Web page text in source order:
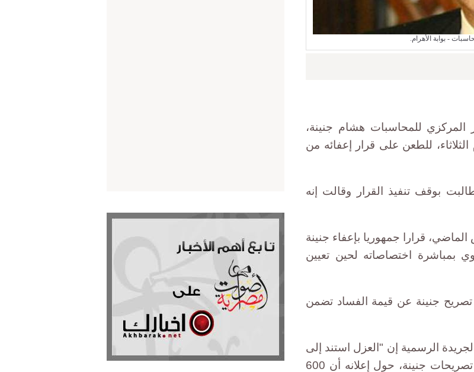
- بوابة الأهرام.
المركزي للمحاسبات هشام جنينة،
للطعن على قرار إعفائه من
بوقف تنفيذ القرار وقالت إنه
قرارا جمهوريا بإعفاء جنينة
بمباشرة اختصاصاته لحين تعيين
تصريح جنينة عن قيمة الفساد تضمن
الرسمية إن "العزل استند إلى
بيان نيابة أمن الدولة العليا بشأن تحقيقاتها في تصريحات جنينة، حول إعلانه أن 600